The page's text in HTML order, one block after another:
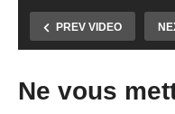
PREV VIDEO
Ne vous